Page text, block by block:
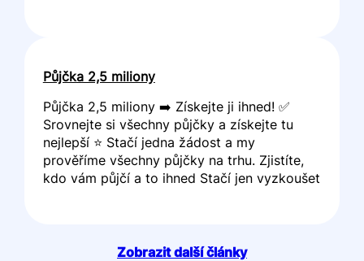
Půjčka 2,5 miliony
Půjčka 2,5 miliony ➡️ Získejte ji ihned! ✅
Srovnejte si všechny půjčky a získejte tu
nejlepší ⭐ Stačí jedna žádost a my
prověříme všechny půjčky na trhu. Zjistíte,
kdo vám půjčí a to ihned Stačí jen vyzkoušet
Zobrazit další články